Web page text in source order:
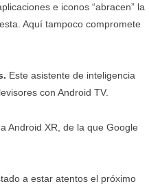
e iconos “abracen” la
Aquí tampoco compromete
Este asistente de inteligencia
con Android TV.
Android XR, de la que Google
a estar atentos el próximo